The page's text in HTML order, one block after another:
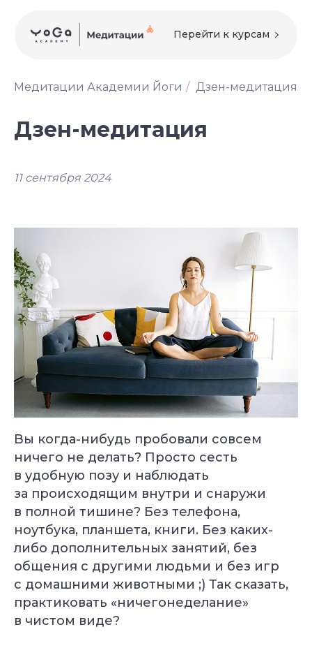
Перейти к курсам
Медитации Академии Йоги / Дзен-медитация
Дзен-медитация
11 сентября 2024
Вы когда-нибудь пробовали совсем
ничего не делать? Просто сесть
в удобную позу и наблюдать
за происходящим внутри и снаружи
в полной тишине? Без телефона,
ноутбука, планшета, книги. Без каких-
либо дополнительных занятий, без
общения с другими людьми и без игр
с домашними животными ;) Так сказать,
практиковать «ничегонеделание»
в чистом виде?